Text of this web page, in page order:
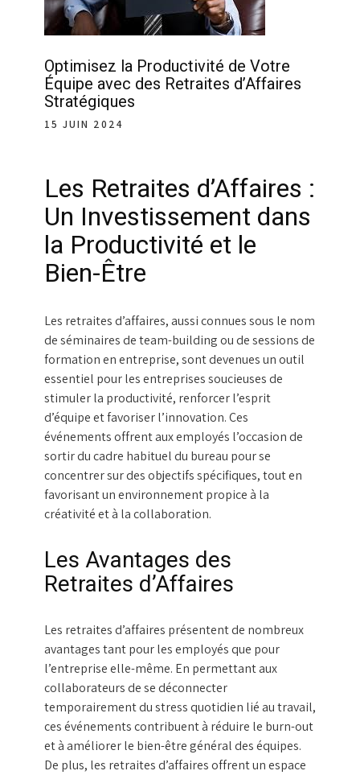
Optimisez la Productivité de Votre
Équipe avec des Retraites d’Affaires
Stratégiques
15 JUIN 2024
Les Retraites d’Affaires :
Un Investissement dans
la Productivité et le
Bien-Être
Les retraites d’affaires, aussi connues sous le nom
de séminaires de team-building ou de sessions de
formation en entreprise, sont devenues un outil
essentiel pour les entreprises soucieuses de
stimuler la productivité, renforcer l’esprit
d’équipe et favoriser l’innovation. Ces
événements offrent aux employés l’occasion de
sortir du cadre habituel du bureau pour se
concentrer sur des objectifs spécifiques, tout en
favorisant un environnement propice à la
créativité et à la collaboration.
Les Avantages des
Retraites d’Affaires
Les retraites d’affaires présentent de nombreux
avantages tant pour les employés que pour
l’entreprise elle-même. En permettant aux
collaborateurs de se déconnecter
temporairement du stress quotidien lié au travail,
ces événements contribuent à réduire le burn-out
et à améliorer le bien-être général des équipes.
De plus, les retraites d’affaires offrent un espace